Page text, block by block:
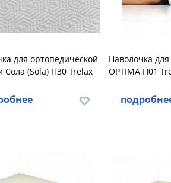
для ортопедической
Сола (Sola) П30 Trelax
Наволочка
OPTIMA П01